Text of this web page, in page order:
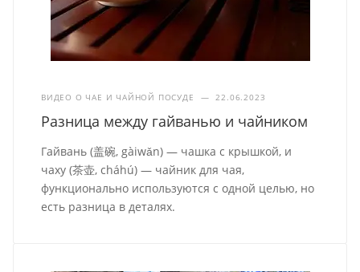
ВИДЕО О ЧАЕ И ЧАЙНОЙ ПОСУДЕ — 22.06.2023
Разница между гайванью и чайником
Гайвань (盖碗, gàiwǎn) — чашка с крышкой, и
чаху (茶壶, cháhú) — чайник для чая,
функционально используются с одной целью, но
есть разница в деталях.